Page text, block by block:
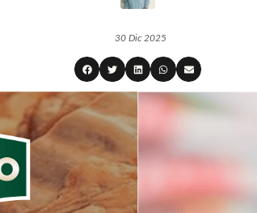
30 Dic 2025